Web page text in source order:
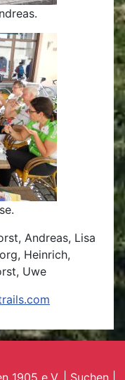
Andreas, Lisa
Heinrich,
Uwe
1905 e.V. | Suchen